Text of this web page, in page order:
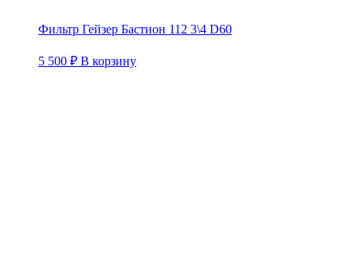
Фильтр Гейзер Бастион 112 3\4 D60
5 500 ₽ В корзину